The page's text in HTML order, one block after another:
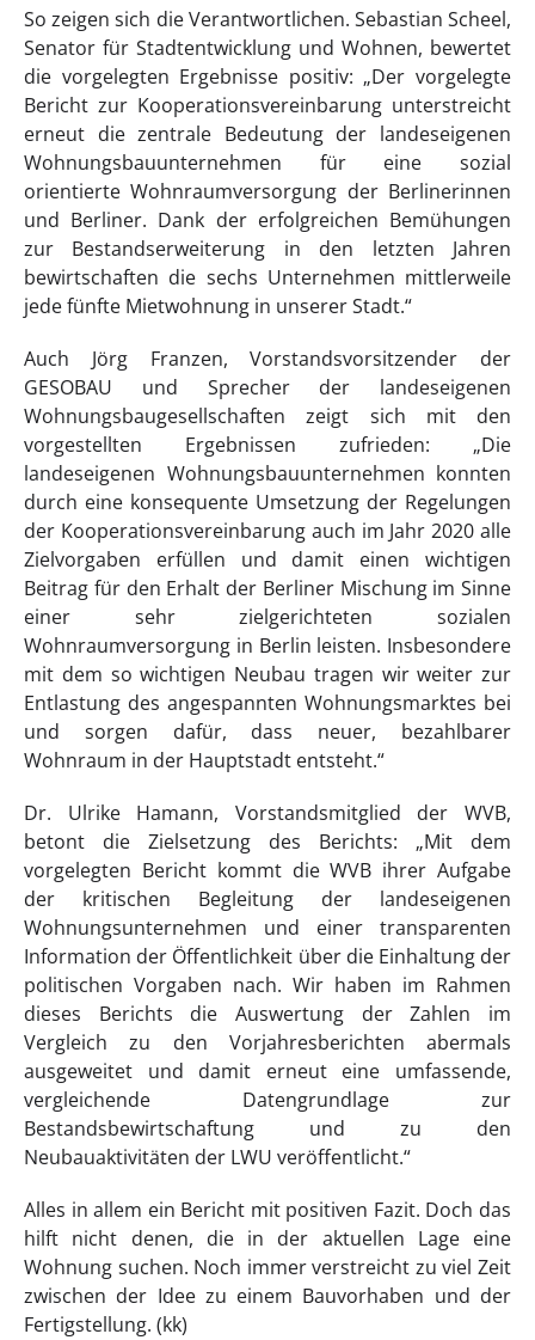
So zeigen sich die Verantwortlichen. Sebastian Scheel,
Senator für Stadtentwicklung und Wohnen, bewertet
die vorgelegten Ergebnisse positiv: „Der vorgelegte
Bericht zur Kooperationsvereinbarung unterstreicht
erneut die zentrale Bedeutung der landeseigenen
Wohnungsbauunternehmen für eine sozial
orientierte Wohnraumversorgung der Berlinerinnen
und Berliner. Dank der erfolgreichen Bemühungen
zur Bestandserweiterung in den letzten Jahren
bewirtschaften die sechs Unternehmen mittlerweile
jede fünfte Mietwohnung in unserer Stadt.“
Auch Jörg Franzen, Vorstandsvorsitzender der
GESOBAU und Sprecher der landeseigenen
Wohnungsbaugesellschaften zeigt sich mit den
vorgestellten Ergebnissen zufrieden: „Die
landeseigenen Wohnungsbauunternehmen konnten
durch eine konsequente Umsetzung der Regelungen
der Kooperationsvereinbarung auch im Jahr 2020 alle
Zielvorgaben erfüllen und damit einen wichtigen
Beitrag für den Erhalt der Berliner Mischung im Sinne
einer sehr zielgerichteten sozialen
Wohnraumversorgung in Berlin leisten. Insbesondere
mit dem so wichtigen Neubau tragen wir weiter zur
Entlastung des angespannten Wohnungsmarktes bei
und sorgen dafür, dass neuer, bezahlbarer
Wohnraum in der Hauptstadt entsteht.“
Dr. Ulrike Hamann, Vorstandsmitglied der WVB,
betont die Zielsetzung des Berichts: „Mit dem
vorgelegten Bericht kommt die WVB ihrer Aufgabe
der kritischen Begleitung der landeseigenen
Wohnungsunternehmen und einer transparenten
Information der Öffentlichkeit über die Einhaltung der
politischen Vorgaben nach. Wir haben im Rahmen
dieses Berichts die Auswertung der Zahlen im
Vergleich zu den Vorjahresberichten abermals
ausgeweitet und damit erneut eine umfassende,
vergleichende Datengrundlage zur
Bestandsbewirtschaftung und zu den
Neubauaktivitäten der LWU veröffentlicht.“
Alles in allem ein Bericht mit positiven Fazit. Doch das
hilft nicht denen, die in der aktuellen Lage eine
Wohnung suchen. Noch immer verstreicht zu viel Zeit
zwischen der Idee zu einem Bauvorhaben und der
Fertigstellung. (kk)